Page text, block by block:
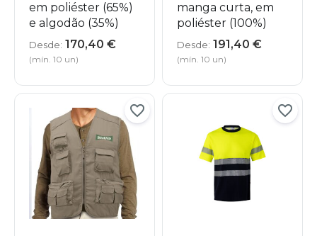
em poliéster (65%)
e algodão (35%)
Desde: 170,40 €
(mín. 10 un)
manga curta, em
poliéster (100%)
Desde: 191,40 €
(mín. 10 un)